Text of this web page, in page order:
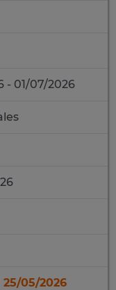
- 01/07/2026
25/05/2026